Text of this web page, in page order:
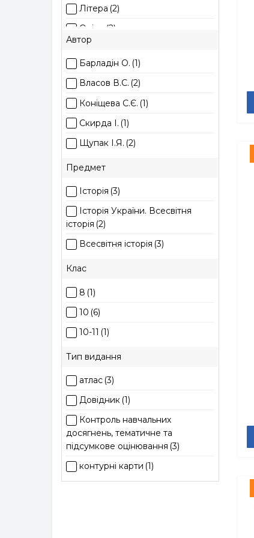
Літера (2)
Оріон
(2)
Ранок(1)
Автор
Барладін О. (1)
Власов В.С. (2)
Коніщева С.Є. (1)
Скирда І. (1)
Щупак І.Я. (2)
Предмет
Історія (3)
Історія України. Всесвітня
історія (2)
Всесвітня історія (3)
Клас
8 (1)
10 (6)
10-11 (1)
Тип видання
атлас (3)
Довідник (1)
Контроль навчальних
досягнень, тематичне та
підсумкове оцінювання (3)
контурні карти (1)